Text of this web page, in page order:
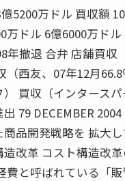
億5200万ドル 買収額
ドル 6億6000万ドル
年撤退 合弁 店舗買収
（西友、07年12月
） 買収（インタース
79 DECEMBER
品開発戦略を 拡大し
造改革 コスト構造改
費と呼ばれている「販